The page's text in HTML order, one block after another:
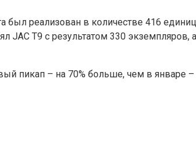
был реализован в количестве 416
JAC T9 с результатом 330
пикап – на 70% больше, чем в январе